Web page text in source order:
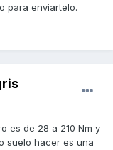
para enviartelo.
es de 28 a 210 Nm y
suelo hacer es una